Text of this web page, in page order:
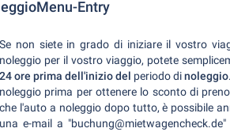
Entry
Se non siete in grado di iniziare il vostro
noleggio per il vostro viaggio, potete
24 ore prima dell'inizio del periodo dinoleggio
noleggio prima per ottenere lo sconto di
che l'auto a noleggio dopo tutto, è possibile
una e-mail a